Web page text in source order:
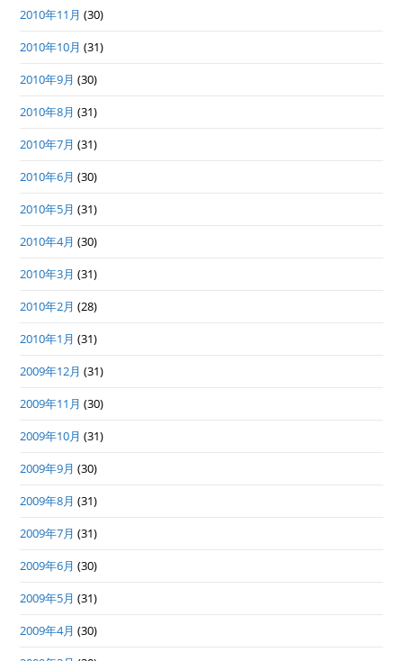
2010年11月 (30)
2010年10月 (31)
2010年9月 (30)
2010年8月 (31)
2010年7月 (31)
2010年6月 (30)
2010年5月 (31)
2010年4月 (30)
2010年3月 (31)
2010年2月 (28)
2010年1月 (31)
2009年12月 (31)
2009年11月 (30)
2009年10月 (31)
2009年9月 (30)
2009年8月 (31)
2009年7月 (31)
2009年6月 (30)
2009年5月 (31)
2009年4月 (30)